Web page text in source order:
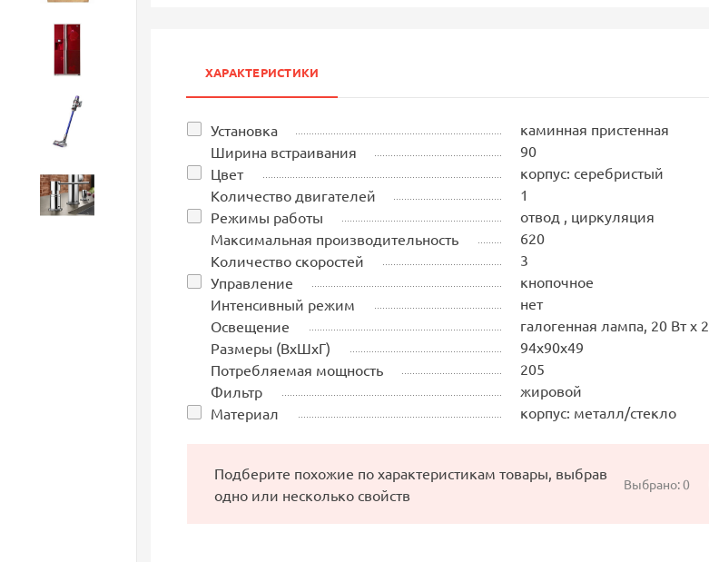
Бытовая техника
ХАРАКТЕРИСТИКИ
Установка
каминная пристенная
Ширина встраивания
90
Цвет
корпус: серебристый
Количество двигателей
1
Режимы работы
отвод , циркуляция
Максимальная производительность
620
Количество скоростей
3
Управление
кнопочное
Интенсивный режим
нет
Освещение
галогенная лампа, 20 Вт х 2
Размеры (ВхШхГ)
94х90х49
Потребляемая мощность
205
Фильтр
жировой
Материал
корпус: металл/стекло
Подберите похожие по характеристикам товары, выбрав
одно или несколько свойств
Выбрано:0